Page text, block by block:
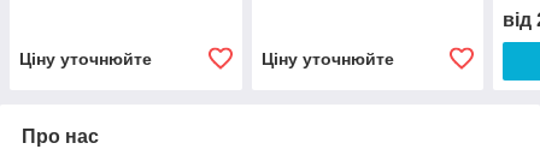
Ціну уточнюйте Ціну уточнюйте
від
Про нас